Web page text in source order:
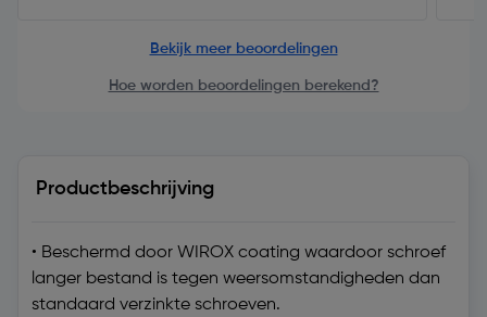
Bekijk meer beoordelingen
Hoe worden beoordelingen berekend?
Productbeschrijving
• Beschermd door WIROX coating waardoor schroef
langer bestand is tegen weersomstandigheden dan
standaard verzinkte schroeven.